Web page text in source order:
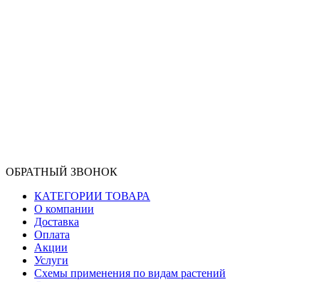
ОБРАТНЫЙ ЗВОНОК
КАТЕГОРИИ ТОВАРА
О компании
Доставка
Оплата
Акции
Услуги
Схемы применения по видам растений